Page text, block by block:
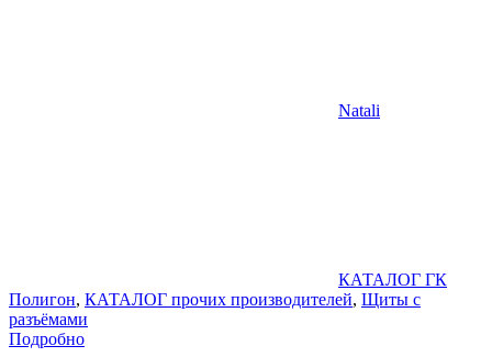
Natali
КАТАЛОГ ГК
Полигон, КАТАЛОГ прочих производителей, Щиты с
разъёмами
Подробно